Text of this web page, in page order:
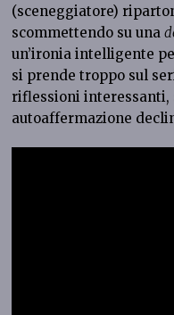
(sceneggiatore)
scommettendo su una
un’ironia intelligente
si prende troppo sul
riflessioni interessanti,
autoaffermazione